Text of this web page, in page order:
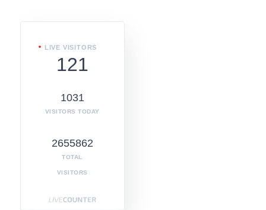
LIVE VISITORS
121
1031
VISITORS TODAY
2655862
TOTAL
VISITORS